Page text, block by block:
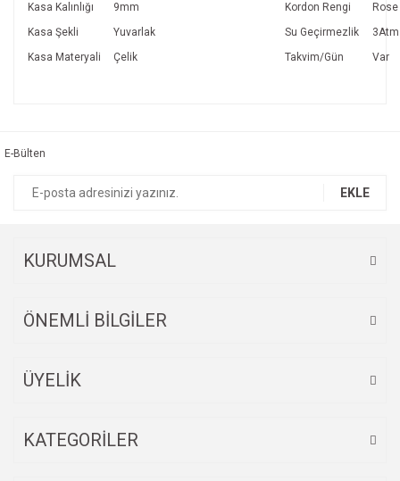
Kasa Kalınlığı
9mm Kordon Rengi
Kasa Şekli
Yuvarlak Su Geçirmezlik
3Atm
Kasa Materyali
Çelik Takvim/Gün Var
Ürün fiyatı diğer sitelerden daha pahalı.
E-Bülten
EKLE
KURUMSAL
ÖNEMLİ BİLGİLER
ÜYELİK
KATEGORİLER